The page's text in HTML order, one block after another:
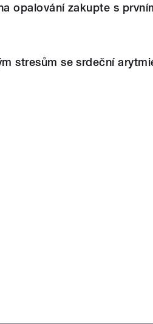
opalování zakupte s
stresům se srdeční